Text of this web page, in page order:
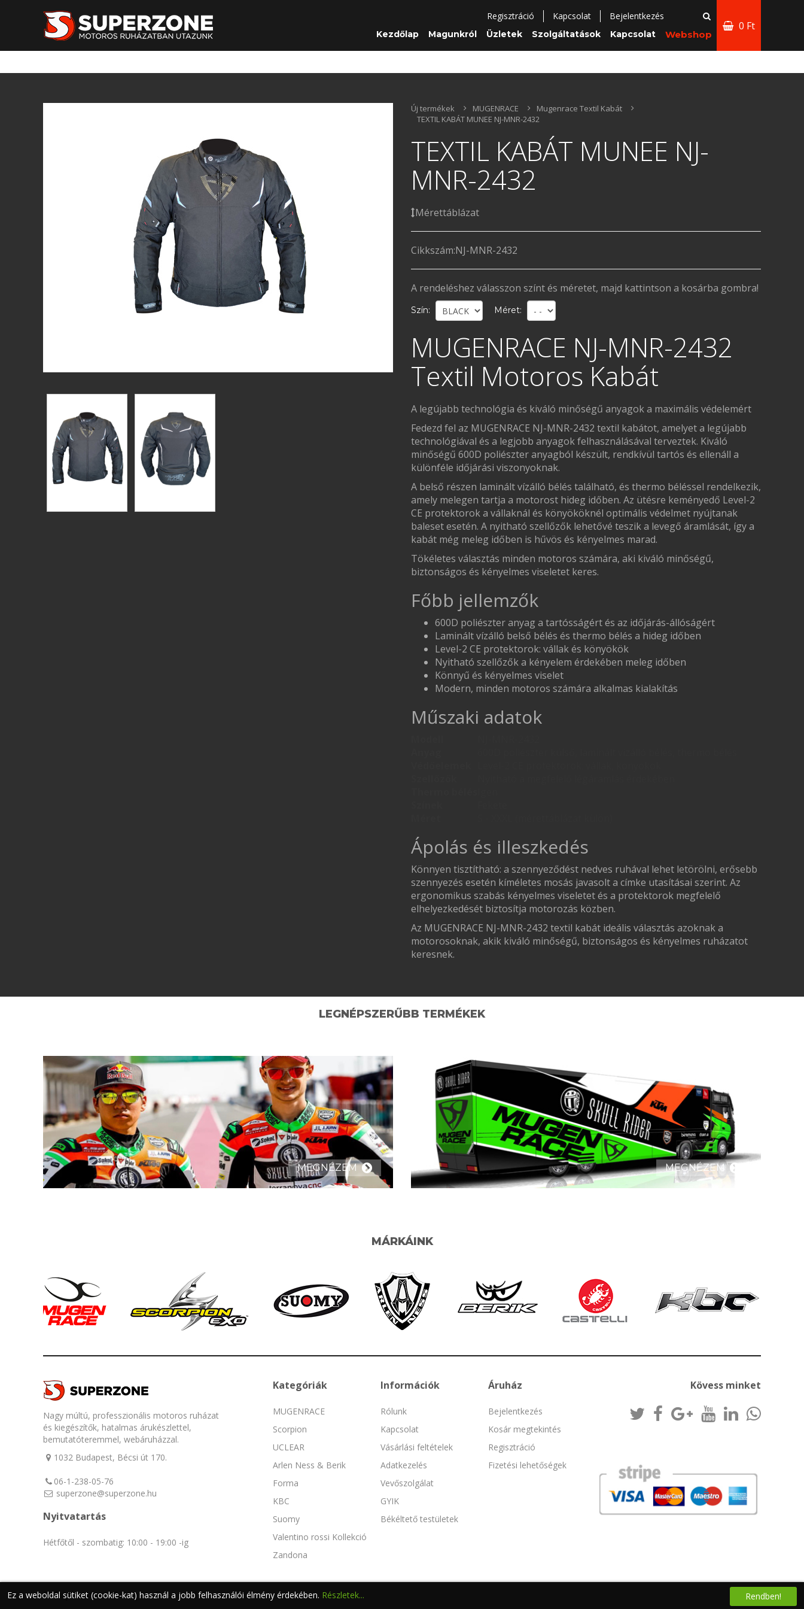
Regisztráció Kapcsolat Bejelentkezés
Kezdőlap Magunkról Üzletek Szolgáltatások Kapcsolat Webshop
0 Ft
Új termékek MUGENRACE
Mugenrace Textil Kabát
TEXTIL KABÁT MUNEE NJ-MNR-2432
TEXTIL KABÁT MUNEE NJ-
MNR-2432
Mérettáblázat
Cikkszám:NJ-MNR-2432
A rendeléshez válasszon színt és méretet, majd kattintson a kosárba gombra!
Szín: Méret:
MUGENRACE NJ-MNR-2432
Textil Motoros Kabát
A legújabb technológia és kiváló minőségű anyagok a maximális védelemért
Fedezd fel az MUGENRACE NJ-MNR-2432 textil kabátot, amelyet a legújabb
technológiával és a legjobb anyagok felhasználásával terveztek. Kiváló
minőségű 600D poliészter anyagból készült, rendkívül tartós és ellenáll a
különféle időjárási viszonyoknak.
A belső részen laminált vízálló bélés található, és thermo béléssel rendelkezik,
amely melegen tartja a motorost hideg időben. Az ütésre keményedő Level-2
CE protektorok a vállaknál és könyököknél optimális védelmet nyújtanak
baleset esetén. A nyitható szellőzők lehetővé teszik a levegő áramlását, így a
kabát még meleg időben is hűvös és kényelmes marad.
Tökéletes választás minden motoros számára, aki kiváló minőségű,
biztonságos és kényelmes viseletet keres.
Főbb jellemzők
600D poliészter anyag a tartósságért és az időjárás-állóságért
Laminált vízálló belső bélés és thermo bélés a hideg időben
Level-2 CE protektorok: vállak és könyökök
Nyitható szellőzők a kényelem érdekében meleg időben
Könnyű és kényelmes viselet
Modern, minden motoros számára alkalmas kialakítás
Műszaki adatok
Ápolás és illeszkedés
Könnyen tisztítható: a szennyeződést nedves ruhával lehet letörölni, erősebb
szennyezés esetén kíméletes mosás javasolt a címke utasításai szerint. Az
ergonomikus szabás kényelmes viseletet és a protektorok megfelelő
elhelyezkedését biztosítja motorozás közben.
Az MUGENRACE NJ-MNR-2432 textil kabát ideális választás azoknak a
motorosoknak, akik kiváló minőségű, biztonságos és kényelmes ruházatot
keresnek.
LEGNÉPSZERŰBB TERMÉKEK
MEGNÉZEM MEGNÉZEM
MÁRKÁINK
Nagy múltú, professzionális motoros ruházat
és kiegészítők, hatalmas árukészlettel,
bemutatóteremmel, webáruházzal.
1032 Budapest, Bécsi út 170.
06-1-238-05-76
superzone@superzone.hu
Nyitvatartás
Hétfőtől - szombatig: 10:00 - 19:00 -ig
Kategóriák
MUGENRACE
Scorpion
UCLEAR
Arlen Ness & Berik
Forma
KBC
Suomy
Valentino rossi Kollekció
Zandona
Információk
Rólunk
Kapcsolat
Vásárlási feltételek
Adatkezelés
Vevőszolgálat
GYIK
Békéltető testületek
Áruház
Bejelentkezés
Kosár megtekintés
Regisztráció
Fizetési lehetőségek
Kövess minket
©Superzone- All rights Reserved
Ez a weboldal sütiket (cookie-kat) használ a jobb felhasználói élmény érdekében. Részletek... Rendben!